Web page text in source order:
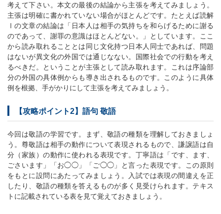
考えて下さい。本文の最後の結論から主張を考えてみましょう。
主張は明確に書かれていない場合がほとんどです。たとえば読解
Ⅰの文章の結論は「日本人は相手の気持ちを和らげるために謝る
のであって、謝罪の意識はほとんどない。」としています。ここ
から読み取れることとは同じ文化持つ日本人同士であれば、問題
はないが異文化の外国では通じなない。国際社会での行動を考え
るべきだ。ということが主張として読み取れます。これは序論部
分の外国の具体例からも導き出されるものです。このように具体
例を根拠、手がかりにして主張を考えてみましょう。
【攻略ポイント2】語句 敬語
今回は敬語の学習です。まず、敬語の種類を理解しておきましょ
う。尊敬語は相手の動作について表現されるもので、謙譲語は自
分（家族）の動作に使われる表現です。丁寧語は「です、ます、
ごさいます」「お◯◯」「ご◯◯」と言った表現です。この原則
をもとに設問にあたってみましょう。入試では表現の間違えを正
したり、敬語の種類を答えるものが多く見受けられます。テキス
トに記載されている表を見て覚えておきましょう。